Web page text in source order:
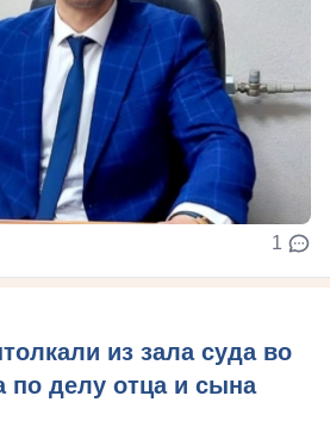
1
из зала суда во
по делу отца и сына